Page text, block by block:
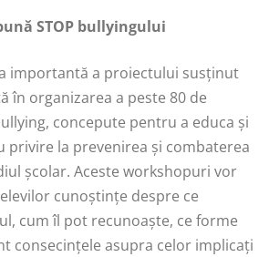
STOP bullyingului
importantă a proiectului susținut
în organizarea a peste 80 de
concepute pentru a educa și
privire la prevenirea și combaterea
școlar. Aceste workshopuri vor
cunoștințe despre ce
cum îl pot recunoaște, ce forme
consecințele asupra celor implicați